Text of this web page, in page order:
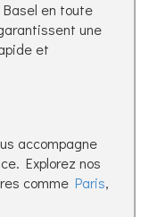
en toute
une
et
accompagne
Explorez nos
comme Paris,